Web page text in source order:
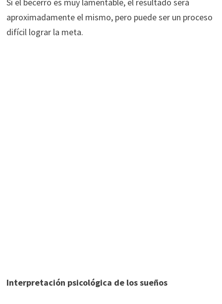
aproximadamente el mismo, pero puede ser un proceso
difícil lograr la meta.
Interpretación psicológica de los sueños